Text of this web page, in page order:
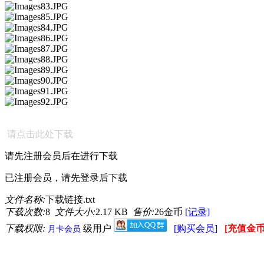
请点击此处下载
请先注册会员后在进行下载
已注册会员，请先登录后下载
文件名称:下载链接.txt
下载次数:8 文件大小:2.17 KB 售价:26金币 [记录]
下载权限: 月卡会员 级用户 [购买会员] [充值金